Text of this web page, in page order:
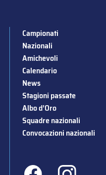
Campionati
Nazionali
Amichevoli
Calendario
News
Stagioni passate
Albo d’Oro
Squadre nazionali
Convocazioni nazionali